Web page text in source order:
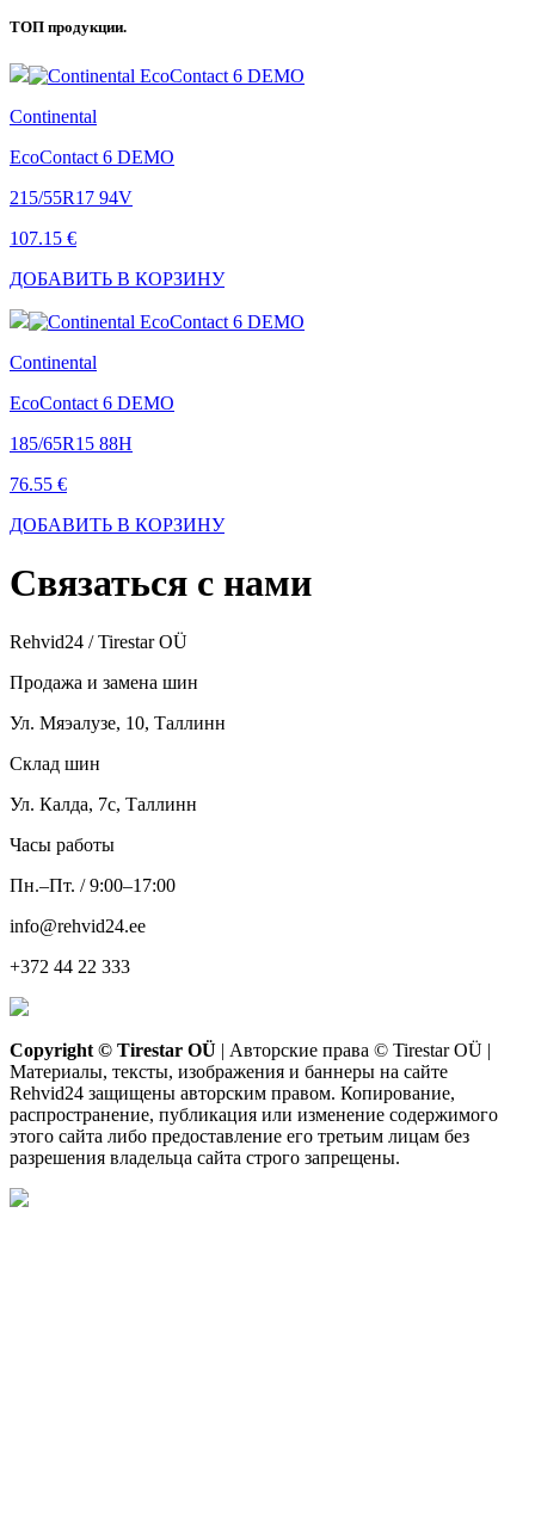
ТОП продукции.
Continental
EcoContact 6 DEMO
215/55R17 94V
107.15 €
ДОБАВИТЬ В КОРЗИНУ
Continental
EcoContact 6 DEMO
185/65R15 88H
76.55 €
ДОБАВИТЬ В КОРЗИНУ
Связаться с нами
Rehvid24 / Tirestar OÜ
Продажа и замена шин
Ул. Мяэалузе, 10, Таллинн
Склад шин
Ул. Калда, 7c, Таллинн
Часы работы
Пн.–Пт. / 9:00–17:00
info@rehvid24.ee
+372 44 22 333
Copyright © Tirestar OÜ | Авторские права © Tirestar OÜ |
Материалы, тексты, изображения и баннеры на сайте
Rehvid24 защищены авторским правом. Копирование,
распространение, публикация или изменение содержимого
этого сайта либо предоставление его третьим лицам без
разрешения владельца сайта строго запрещены.